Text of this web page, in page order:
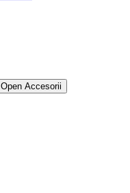
Open Accesorii